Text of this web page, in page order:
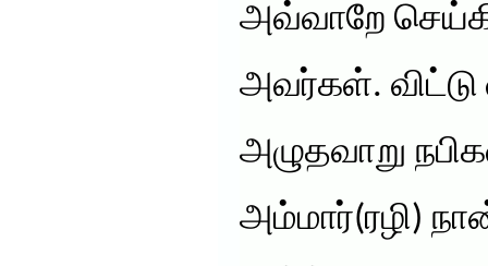
அவ்வாறே
அவர்கள். விட்டு
அழுதவாறு
அம்மார்(ரழி)